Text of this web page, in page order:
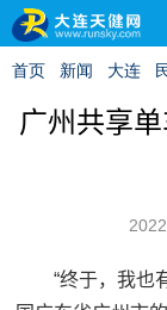
广州共享
“终于，我也